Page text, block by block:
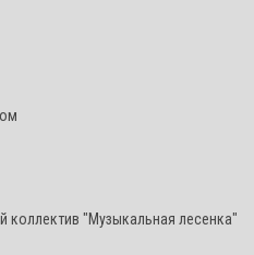
коллектив "Музыкальная лесенка"